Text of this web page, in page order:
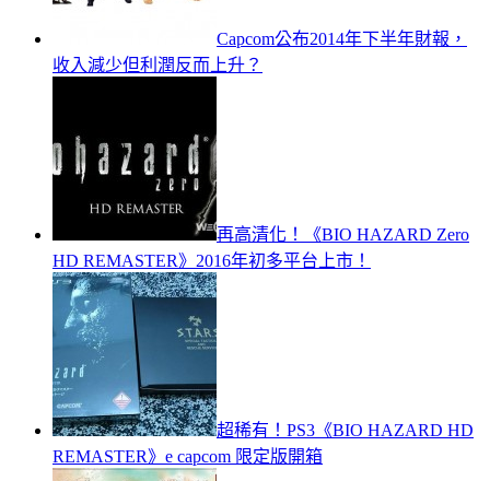
Capcom公布2014年下半年財報，
收入減少但利潤反而上升？
再高清化！《BIO HAZARD Zero
HD REMASTER》2016年初多平台上市！
超稀有！PS3《BIO HAZARD HD
REMASTER》e capcom 限定版開箱